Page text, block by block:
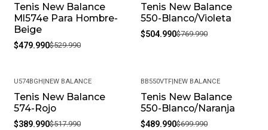
-9%
Tenis New Balance
Ml574e Para Hombre-
Beige
$479.990$529.990
-34%
Tenis New Balance
550-Blanco/Violeta
$504.990$769.990
-25%
U574BGH|NEW BALANCE
Tenis New Balance
574-Rojo
$389.990$517.990
-30%
BB550VTF|NEW BALANCE
Tenis New Balance
550-Blanco/Naranja
$489.990$699.990